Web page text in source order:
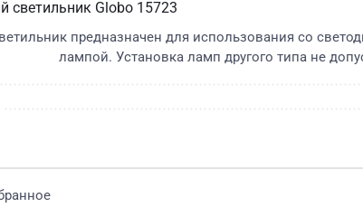
светильник Globo 15723
предназначен для использования со
лампой. Установка ламп другого типа не